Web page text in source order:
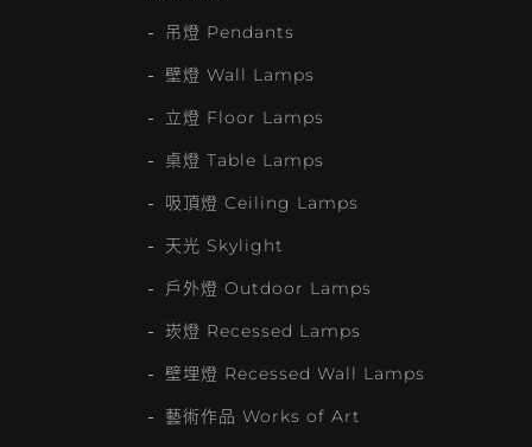
吊燈 Pendants
壁燈 Wall Lamps
立燈 Floor Lamps
桌燈 Table Lamps
吸頂燈 Ceiling Lamps
天光 Skylight
戶外燈 Outdoor Lamps
崁燈 Recessed Lamps
壁埋燈 Recessed Wall Lamps
藝術作品 Works of Art